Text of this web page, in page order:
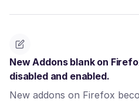
New Addons blank on
disabled and enabled.
New addons on Firefox